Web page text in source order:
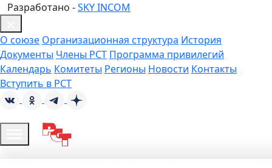
Разработано -SKY INCOM
О союзе Организационная структура История
Документы Члены РСТ Программа привилегий
Календарь Комитеты Регионы Новости Контакты
Вступить в РСТ